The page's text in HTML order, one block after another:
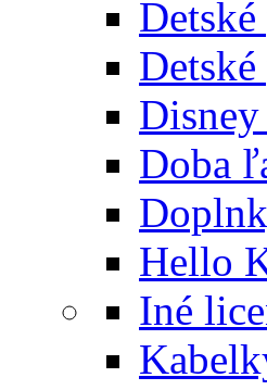
Doba
Hello
Iné